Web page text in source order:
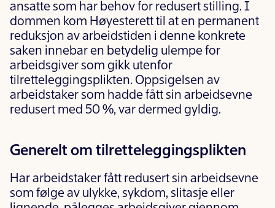
ansatte som har behov for redusert stilling. I
dommen kom Høyesterett til at en permanent
reduksjon av arbeidstiden i denne konkrete
saken innebar en betydelig ulempe for
arbeidsgiver som gikk utenfor
tilretteleggingsplikten. Oppsigelsen av
arbeidstaker som hadde fått sin arbeidsevne
redusert med 50 %, var dermed gyldig.
Generelt om tilretteleggingsplikten
Har arbeidstaker fått redusert sin arbeidsevne
som følge av ulykke, sykdom, slitasje eller